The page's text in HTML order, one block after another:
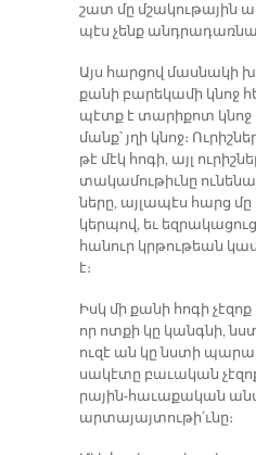
շատ մը մշա­կու­թա­յին
պէս չենք
Այս հար­ցով մաս­նա­կի
քա­նի բա­րե­կա­մի կնոջ
պէտք է տա­րի­քոտ
մանք՝ յղի կնոջ։
թէ մէկ հո­գի, այլ
տա­կա­մու­թիւ­նը
նե­րը, այ­լա­պէս հարց
կեր­պով, եւ
հա­նուր կրթու­թեան
է։
Իսկ մի քա­նի հո­գի
որ ոտ­քի կը կան­գնի,
ու­զէ ան կը նստի
սա­կէ­տը բա­ւա­կան
րա­յին-հա­ւա­քա­կան
ար­տա­յայ­տու­թի՛ւ­նը։